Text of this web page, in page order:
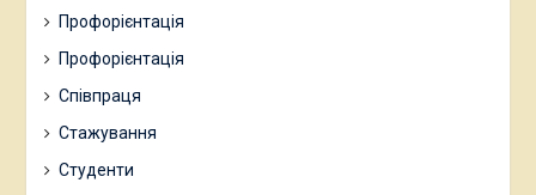
Профорієнтація
Профорієнтація
Співпраця
Стажування
Студенти